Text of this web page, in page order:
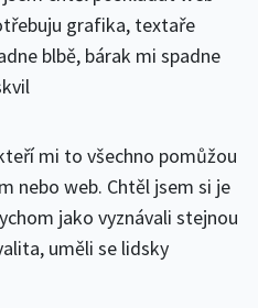
grafika, textaře
blbě, bárak mi spadne
mi to všechno pomůžou
nebo web. Chtěl jsem si je
jako vyznávali stejnou
uměli se lidsky